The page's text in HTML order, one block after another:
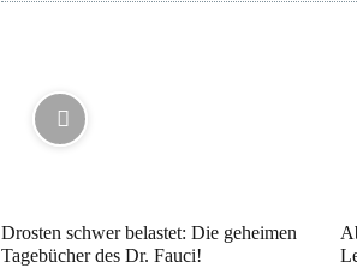
Drosten schwer belastet: Die geheimen
Tagebücher des Dr. Fauci!